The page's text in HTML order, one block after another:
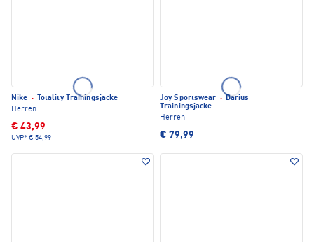
Nike ·
Totality Trainingsjacke
Herren
€ 43,99
UVP* € 54,99
Joy Sportswear · Darius
Trainingsjacke
Herren
€ 79,99